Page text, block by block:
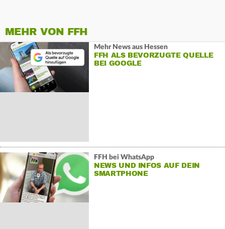
MEHR VON FFH
Mehr News aus Hessen
FFH ALS BEVORZUGTE QUELLE
BEI GOOGLE
FFH bei WhatsApp
NEWS UND INFOS AUF DEIN
SMARTPHONE